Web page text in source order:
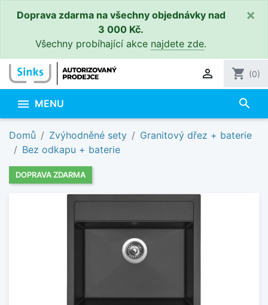
Doprava zdarma na všechny objednávky nad
3 000 Kč.
Všechny probíhající akce najdete zde.
×
 shopping_cart (0)
 MENU search
Domů Zvýhodněné sety
Granitový dřez + baterie
Bez odkapu + baterie
DOPRAVA ZDARMA